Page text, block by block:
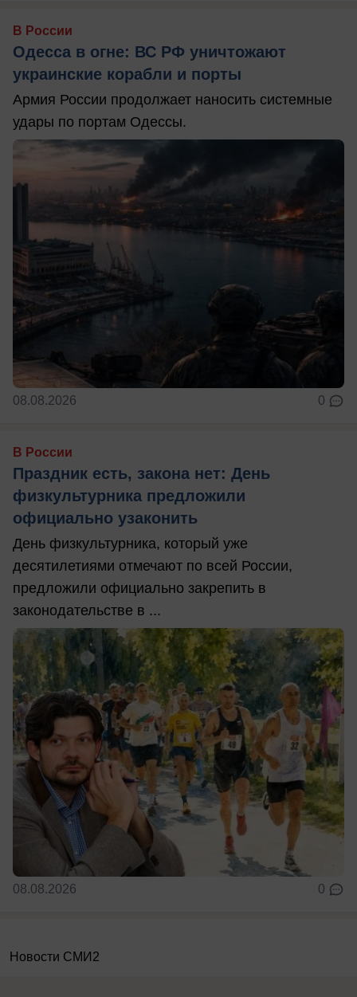
В России
Одесса в огне: ВС РФ уничтожают
украинские корабли и порты
Армия России продолжает наносить системные
удары по портам Одессы.
08.08.2026 0
В России
Праздник есть, закона нет: День
физкультурника предложили
официально узаконить
День физкультурника, который уже
десятилетиями отмечают по всей России,
предложили официально закрепить в
законодательстве в ...
08.08.2026 0
Новости СМИ2